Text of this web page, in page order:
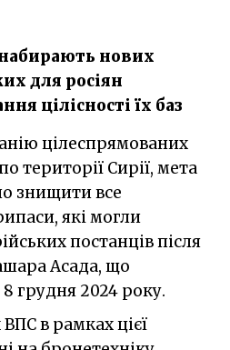
набирають нових
для росіян
цілісності їх баз
території Сирії, мета
знищити все
які могли
постанців після
Асада, що
грудня 2024 року.
в рамках цієї